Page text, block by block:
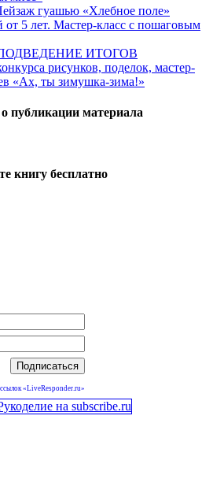
гуашью «Хлебное поле»
от 5 лет. Мастер-класс с пошаговым
ИТОГОВ
рисунков, поделок, мастер-
«Ах, ты зимушка-зима!»
публикации материала
книгу бесплатно
«LiveResponder.ru»